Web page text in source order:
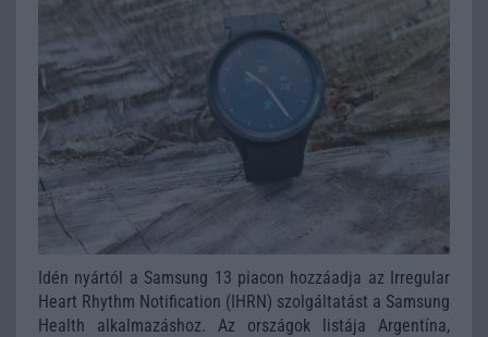
Idén nyártól a Samsung 13 piacon hozzáadja az Irregular
Heart Rhythm Notification (IHRN) szolgáltatást a Samsung
Health alkalmazáshoz. Az országok listája Argentína,